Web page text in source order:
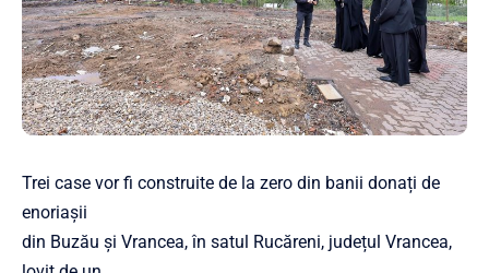
Trei case vor fi construite de la zero din banii donați de
enoriașii
din Buzău și Vrancea, în satul Rucăreni, județul Vrancea,